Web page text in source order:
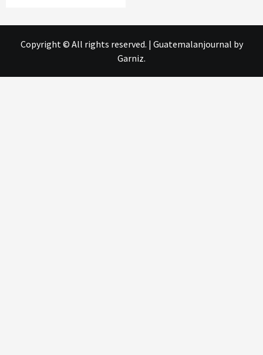
Copyright © All rights reserved. | Guatemalanjournal by
Garniz.